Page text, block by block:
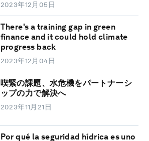
2023年12月05日
There's a training gap in green
finance and it could hold climate
progress back
2023年12月04日
喫緊の課題、水危機をパートナーシ
ップの力で解決へ
2023年11月21日
Por qué la seguridad hídrica es uno